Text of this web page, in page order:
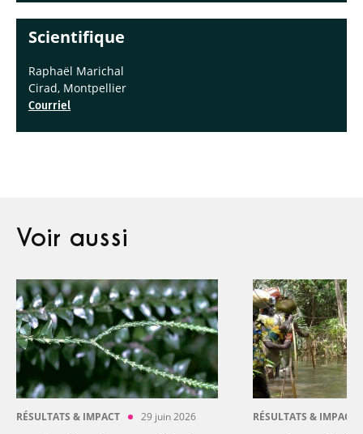
Scientifique
Raphaël Marichal
Cirad, Montpellier
Courriel
Voir aussi
RÉSULTATS & IMPACT 29 juin 2026 RÉSULTATS & IMPACT